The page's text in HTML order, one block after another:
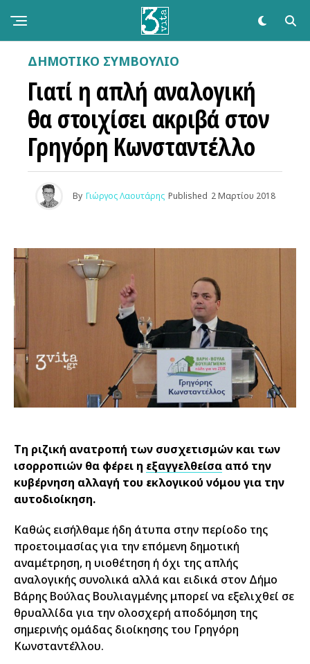
ΔΗΜΟΤΙΚΌ ΣΥΜΒΟΎΛΙΟ
Γιατί η απλή αναλογική
θα στοιχίσει ακριβά στον
Γρηγόρη Κωνσταντέλλο
By Γιώργος Λαουτάρης Published 2 Μαρτίου 2018
Τη ριζική ανατροπή των συσχετισμών και των
ισορροπιών θα φέρει η εξαγγελθείσα από την
κυβέρνηση αλλαγή του εκλογικού νόμου για την
αυτοδιοίκηση.
Καθώς εισήλθαμε ήδη άτυπα στην περίοδο της
προετοιμασίας για την επόμενη δημοτική
αναμέτρηση, η υιοθέτηση ή όχι της απλής
αναλογικής συνολικά αλλά και ειδικά στον Δήμο
Βάρης Βούλας Βουλιαγμένης μπορεί να εξελιχθεί σε
θρυαλλίδα για την ολοσχερή αποδόμηση της
σημερινής ομάδας διοίκησης του Γρηγόρη
Κωνσταντέλλου.